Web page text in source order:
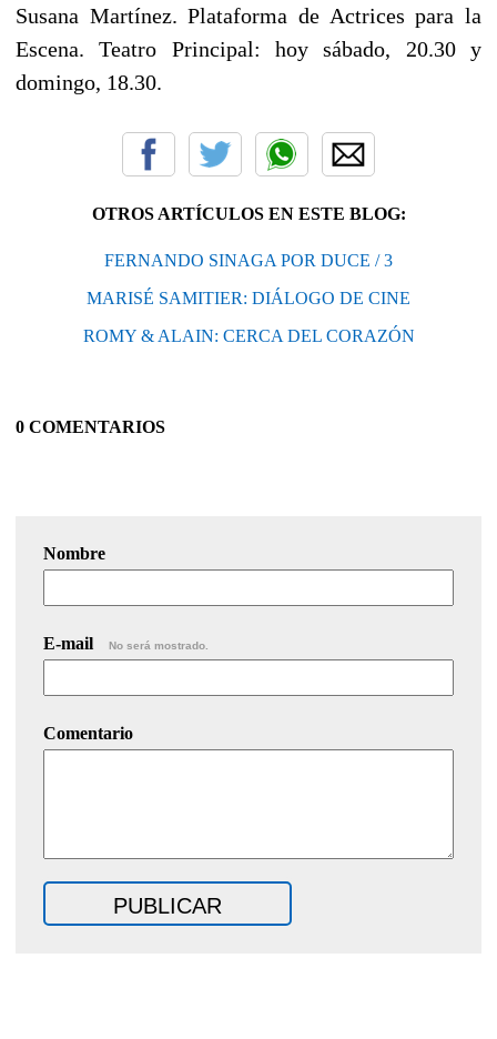
Susana Martínez. Plataforma de Actrices para la
Escena. Teatro Principal: hoy sábado, 20.30 y
domingo, 18.30.
OTROS ARTÍCULOS EN ESTE BLOG:
FERNANDO SINAGA POR DUCE / 3
MARISÉ SAMITIER: DIÁLOGO DE CINE
ROMY & ALAIN: CERCA DEL CORAZÓN
0 COMENTARIOS
Nombre
E-mail No será mostrado.
Comentario